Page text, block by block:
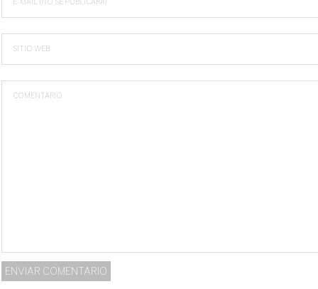
SITIO WEB
COMENTARIO